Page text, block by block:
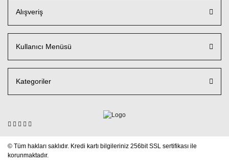
Alışveriş
Kullanıcı Menüsü
Kategoriler
© Tüm hakları saklıdır. Kredi kartı bilgileriniz 256bit SSL sertifikası ile
korunmaktadır.